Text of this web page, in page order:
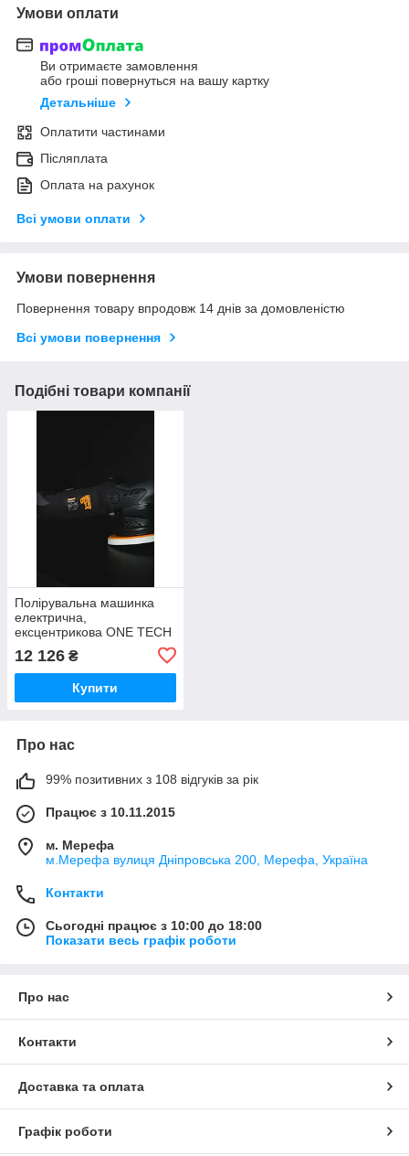
Умови оплати
Ви отримаєте замовлення
або гроші повернуться на вашу картку
Детальніше
Оплатити частинами
Післяплата
Оплата на рахунок
Всі умови оплати
Умови повернення
Повернення товару впродовж 14 днів за домовленістю
Всі умови повернення
Подібні товари компанії
Полірувальна машинка
електрична,
ексцентрикова ONE TECH
12 126 ₴
Купити
Про нас
99% позитивних з 108 відгуків за рік
Працює з 10.11.2015
м. Мерефа
м.Мерефа вулиця Дніпровська 200, Мерефа, Україна
Контакти
Сьогодні працює з 10:00 до 18:00
Показати весь графік роботи
Про нас
Контакти
Доставка та оплата
Графік роботи